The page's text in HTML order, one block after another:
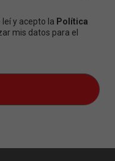
y acepto la Política
mis datos para el